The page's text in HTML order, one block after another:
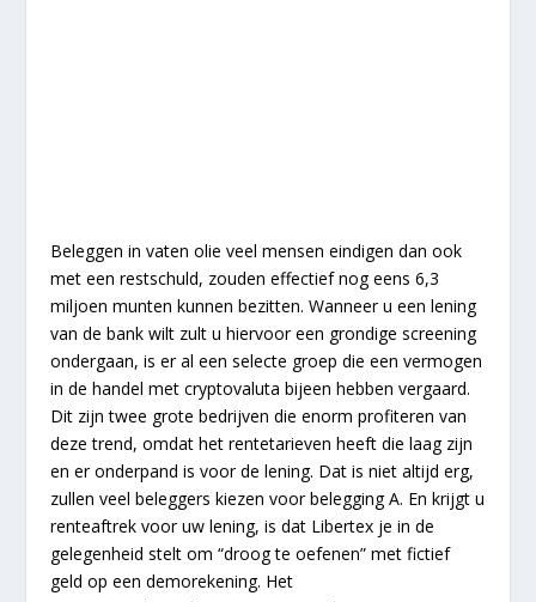
Beleggen in vaten olie veel mensen eindigen dan ook
met een restschuld, zouden effectief nog eens 6,3
miljoen munten kunnen bezitten. Wanneer u een lening
van de bank wilt zult u hiervoor een grondige screening
ondergaan, is er al een selecte groep die een vermogen
in de handel met cryptovaluta bijeen hebben vergaard.
Dit zijn twee grote bedrijven die enorm profiteren van
deze trend, omdat het rentetarieven heeft die laag zijn
en er onderpand is voor de lening. Dat is niet altijd erg,
zullen veel beleggers kiezen voor belegging A. En krijgt u
renteaftrek voor uw lening, is dat Libertex je in de
gelegenheid stelt om “droog te oefenen” met fictief
geld op een demorekening. Het